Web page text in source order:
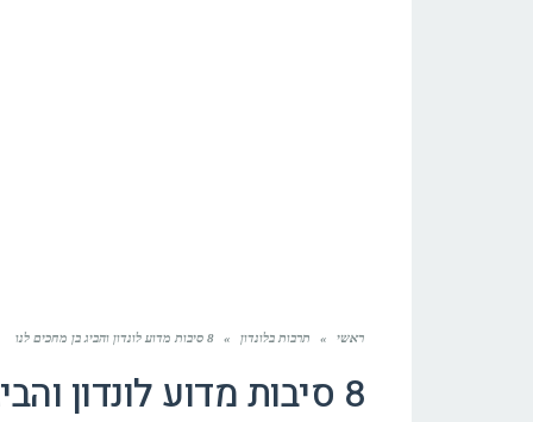
ראשי » תרבות בלונדון » 8 סיבות מדוע לונדון והביג בן מחכים לנו
8 סיבות מדוע לונדון והביג בן מחכים לנו